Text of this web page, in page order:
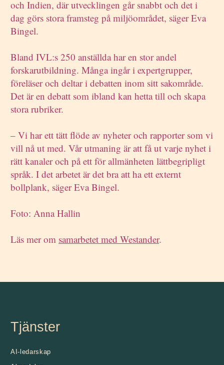
och Indien, där utvecklingen går snabbt och det i
dag görs stora framsteg på miljöområdet, säger Eva
Bingel.
Bland IVL:s 250 anställda har en stor andel
forskarutbildning. Många ingår i expertgrupper,
föreläser och deltar i debatten inom sitt sakområde.
Det är en debatt som ibland kan hetta till och skapa
stora rubriker.
– Vi har ett tätt flöde av nyheter och rapporter som vi
vill nå ut med. Vår utmaning är att få ut varje nyhet i
rätt kanaler och på ett för allmänheten lättbegripligt
språk. I det arbetet är det bra att ha ett externt
bollplank, säger Eva Bingel.
Foto: Anna Hallin
Läs mer om samarbetet med Westander.
Sidfot
Tjänster
AI-ledarskap